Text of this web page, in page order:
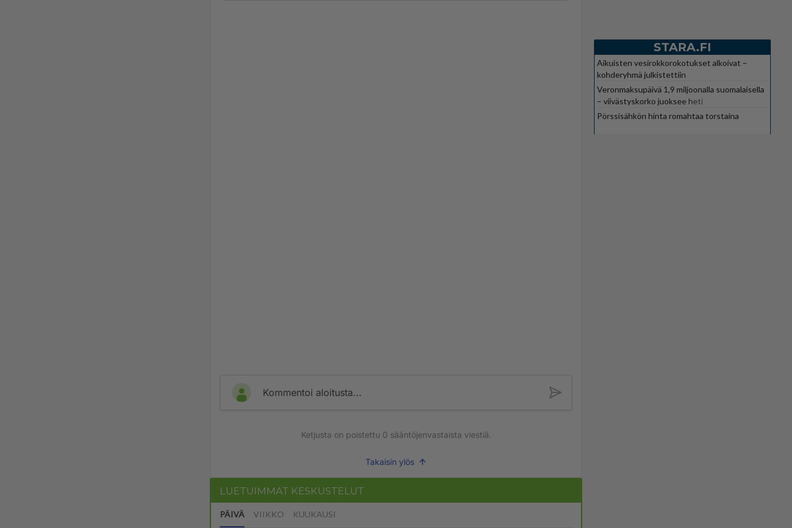
Kommentoi aloitusta...
Ketjusta on poistettu 0 sääntöjenvastaista viestiä.
Takaisin ylös
LUETUIMMAT KESKUSTELUT
PÄIVÄ VIIKKO KUUKAUSI
STARA.FI
Aikuisten vesirokkorokotukset alkoivat –
kohderyhmä julkistettiin
Veronmaksupäivä 1,9 miljoonalla suomalaisella
– viivästyskorko juoksee heti
Pörssisähkön hinta romahtaa torstaina